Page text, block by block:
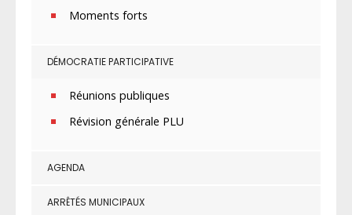
Moments forts
DÉMOCRATIE PARTICIPATIVE
Réunions publiques
Révision générale PLU
AGENDA
ARRÊTÉS MUNICIPAUX